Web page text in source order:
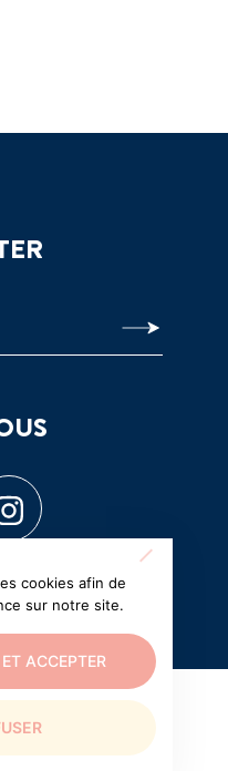
cookies afin de
sur notre site.
ACCEPTER